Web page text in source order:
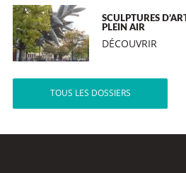
SCULPTURES
PLEIN AIR
DÉCOUVRIR
TOUS LES DOSSIERS